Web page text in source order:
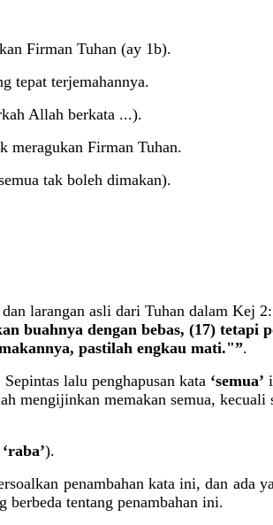
Firman Tuhan (ay 1b).
tepat terjemahannya.
Allah berkata ...).
meragukan Firman Tuhan.
tak boleh dimakan).
larangan asli dari Tuhan dalam Kej
buahnya dengan bebas, (17)
pastilah engkau mati."”.
lalu penghapusan kata ‘semua’
mengijinkan memakan semua, kecuali
‘raba’).
penambahan kata ini, dan ada
tentang penambahan ini.